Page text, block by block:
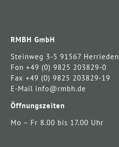
RMBH GmbH
Steinweg 3-5 91567 Herrieden
Fon +49 (0) 9825 203829-0
Fax +49 (0) 9825 203829-19
E-Mail info@rmbh.de
Öffnungszeiten
Mo – Fr 8.00 bis 17.00 Uhr